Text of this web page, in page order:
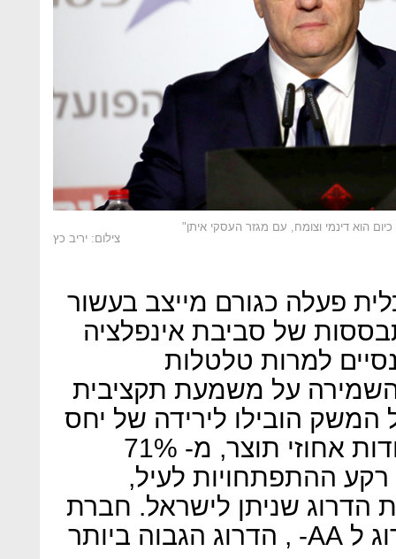
הוא דינמי וצומח, עם מגזר העסקי איתן"
צילום: יריב כץ
פעלה כגורם מייצב בעשור
של סביבת אינפלציה
למרות טלטלות
השמירה על משמעת תקציבית
הובילו לירידה של יחס
החוב הציבורי ברוטו ב- 10 נקודות אחוזי תוצר, מ- 71%
על רקע ההתפתחויות לעיל,
הדרוג שניתן לישראל. חברת
S&P לדוגמה העלתה את הדרוג ל AA- , הדרוג הגבוה ביותר